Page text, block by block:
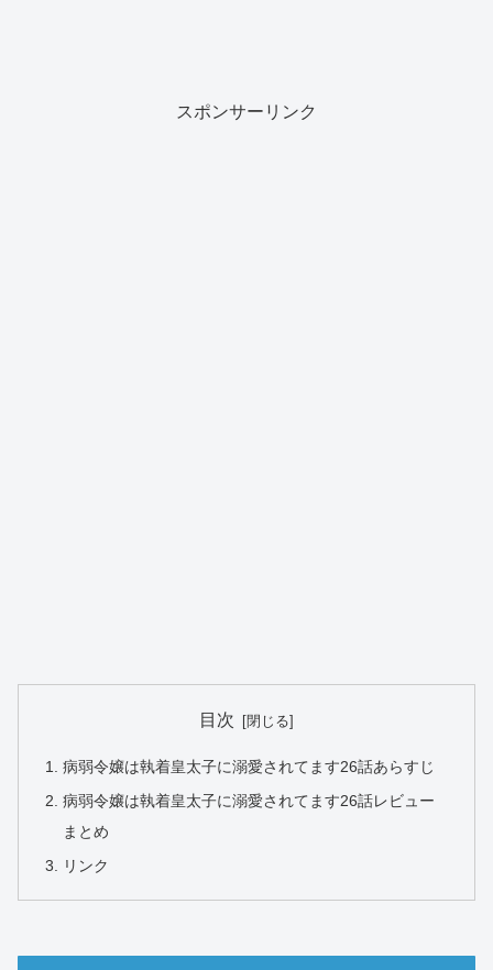
スポンサーリンク
目次
病弱令嬢は執着皇太子に溺愛されてます26話あらすじ
病弱令嬢は執着皇太子に溺愛されてます26話レビュー
まとめ
リンク